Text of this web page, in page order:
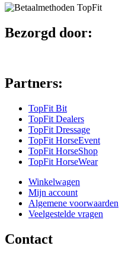
Bezorgd door:
Partners:
TopFit Bit
TopFit Dealers
TopFit Dressage
TopFit HorseEvent
TopFit HorseShop
TopFit HorseWear
Winkelwagen
Mijn account
Algemene voorwaarden
Veelgestelde vragen
Contact